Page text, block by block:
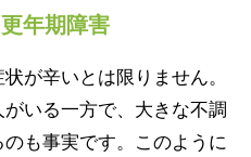
年期障害
が辛いとは限りません。
いる一方で、大きな不調
も事実です。このように